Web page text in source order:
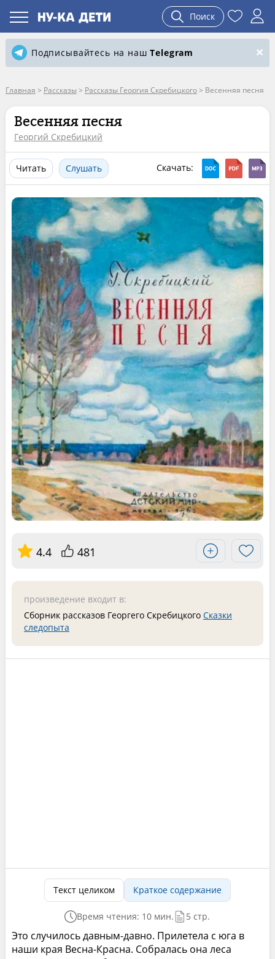
Поиск
Подписывайтесь на нашTelegram
Главная > Рассказы > Рассказы Георгия Скребицкого> Весенняя песня
Весенняя песня
Георгий Скребицкий
Читать Слушать Скачать:
4.4 481
произведение входит в:
Сборник рассказов Георгего Скребицкого Сказки
следопыта
Текст целиком Краткое содержание
Время чтения: 10 мин. 5 стр.
Это случилось давным-давно. Прилетела с юга в
наши края Весна-Красна. Собралась она леса